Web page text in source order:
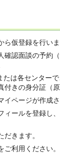
ら仮登録を行いま
確認面談の予約
は各センターで
付きの身分証（
ページが作成さ
ィールを登録し
きます。
ご利用ください。